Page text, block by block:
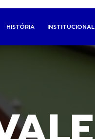
HISTÓRIA INSTITUCIONAL